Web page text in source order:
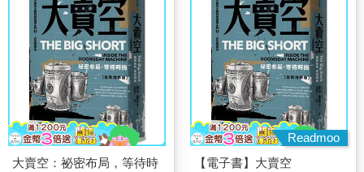
大賣空：祕密布局，等待時
Readmoo
【電子書】大賣空